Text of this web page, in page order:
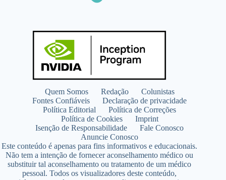
Quem Somos Redação
Colunistas
Fontes Confiáveis
Declaração de privacidade
Política Editorial
Política de Correções
Política de Cookies
Imprint
Isenção de Responsabilidade
Fale Conosco
Anuncie Conosco
Este conteúdo é apenas para fins informativos e educacionais.
Não tem a intenção de fornecer aconselhamento médico ou
substituir tal aconselhamento ou tratamento de um médico
pessoal. Todos os visualizadores deste conteúdo,